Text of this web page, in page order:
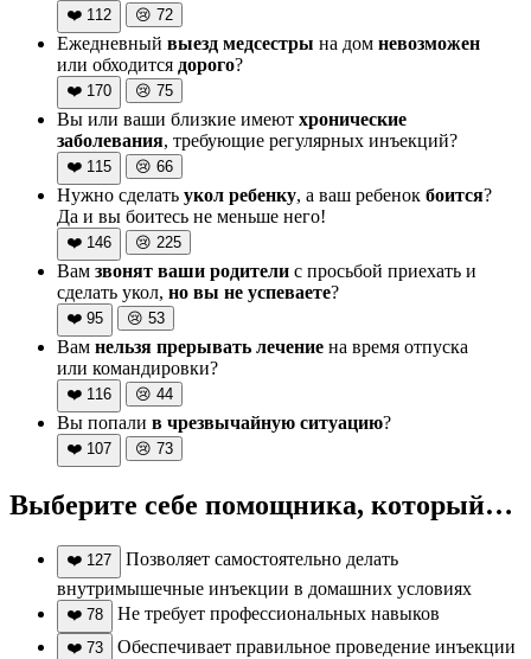
❤️ 112 😢 72
Ежедневный выезд медсестры на дом невозможен
или обходится дорого?
❤️ 170 😢 75
Вы или ваши близкие имеют хронические
заболевания, требующие регулярных инъекций?
❤️ 115 😢 66
Нужно сделать укол ребенку, а ваш ребенок боится?
Да и вы боитесь не меньше него!
❤️ 146 😢 225
Вам звонят ваши родители с просьбой приехать и
сделать укол, но вы не успеваете?
❤️ 95 😢 53
Вам нельзя прерывать лечение на время отпуска
или командировки?
❤️ 116 😢 44
Вы попали в чрезвычайную ситуацию?
❤️ 107 😢 73
Выберите себе помощника, который…
❤️ 127
Позволяет самостоятельно делать
внутримышечные инъекции в домашних условиях
❤️ 78 Не требует профессиональных навыков
❤️ 73 Обеспечивает правильное проведение инъекции